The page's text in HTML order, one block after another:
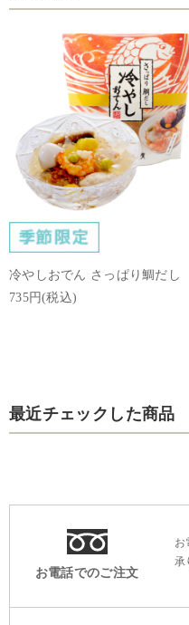
冷やしおでん さっぱり鯛だし
735円(税込)
最近チェックした商品
お電話でのご注文
お
承